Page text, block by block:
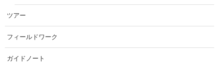
ツアー
フィールドワーク
ガイドノート